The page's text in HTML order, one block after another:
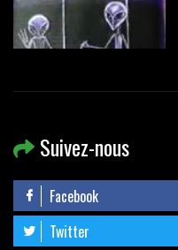
Suivez-nous
Facebook
Twitter